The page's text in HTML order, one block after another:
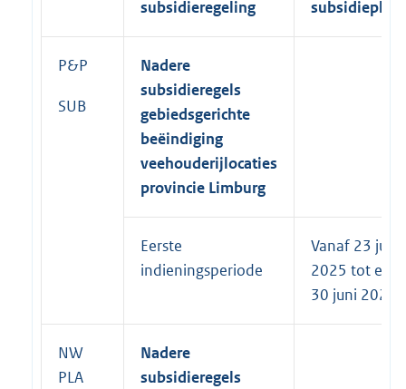
subsidieregeling
P&P
SUB
Nadere
subsidieregels
gebiedsgerichte
beëindiging
veehouderijlocaties
provincie Limburg
Eerste
indieningsperiode
Vanaf 23 juni
2025 tot en
30 juni 2025
NW
PLA
Nadere
subsidieregels